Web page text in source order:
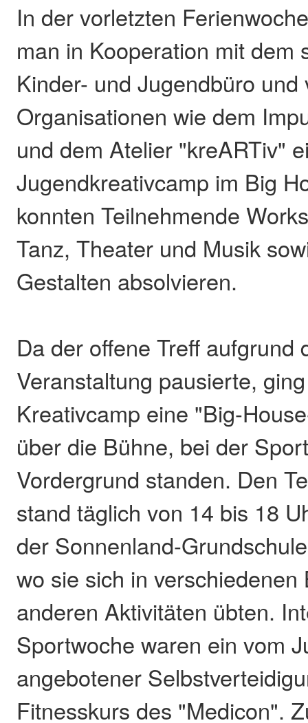
In der vorletzten
man in Kooperation mit dem
Kinder- und Jugendbüro und
Organisationen wie dem
und dem Atelier "kreARTiv"
Jugendkreativcamp im Big
konnten Teilnehmende
Tanz, Theater und Musik
Gestalten absolvieren.
Da der offene Treff aufgrund
Veranstaltung pausierte,
Kreativcamp eine "Big-
über die Bühne, bei der
Vordergrund standen. Den
stand täglich von 14 bis 18
der Sonnenland-
wo sie sich in
anderen Aktivitäten übten.
Sportwoche waren ein vom
angebotener
Fitnesskurs des "Medicon".